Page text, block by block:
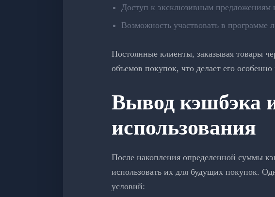
Доступ к эксклюзивным предложениям
Возможность участвовать в программе
Постоянные клиенты, заказывая товары
объемов покупок, что делает его
Вывод кэшбэка
использования
После накопления определенной суммы
использовать их для будущих покупок.
условий: